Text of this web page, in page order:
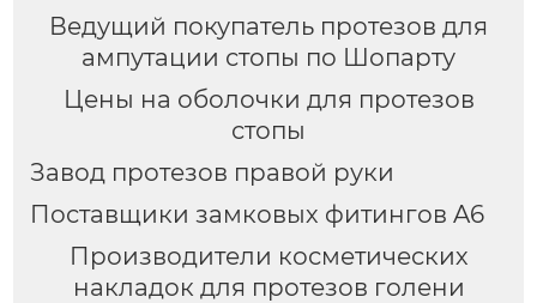
Ведущий покупатель протезов для
ампутации стопы по Шопарту
Цены на оболочки для протезов
стопы
Завод протезов правой руки
Поставщики замковых фитингов A6
Производители косметических
накладок для протезов голени